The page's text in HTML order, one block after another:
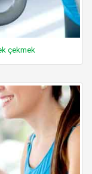
çekmek